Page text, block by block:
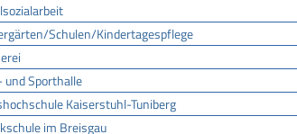
Schulen/Kindertagespflege
und Sporthalle
Kaiserstuhl-Tuniberg
im Breisgau